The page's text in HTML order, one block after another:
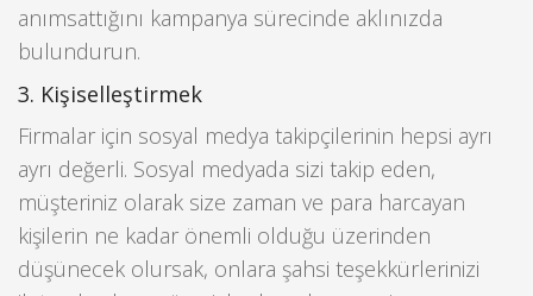
anımsattığını kampanya sürecinde aklınızda
bulundurun.
3. Kişiselleştirmek
Firmalar için sosyal medya takipçilerinin hepsi ayrı
ayrı değerli. Sosyal medyada sizi takip eden,
müşteriniz olarak size zaman ve para harcayan
kişilerin ne kadar önemli olduğu üzerinden
düşünecek olursak, onlara şahsi teşekkürlerinizi